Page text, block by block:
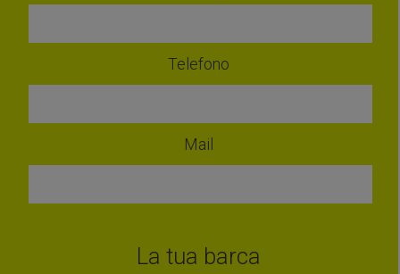
Telefono
Mail
La tua barca